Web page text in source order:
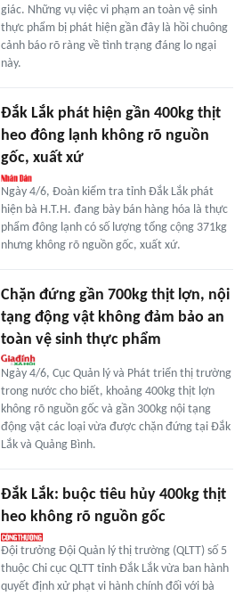
giác. Những vụ việc vi phạm an toàn vệ sinh
thực phẩm bị phát hiện gần đây là hồi chuông
cảnh báo rõ ràng về tình trạng đáng lo ngại
này.
Đắk Lắk phát hiện gần 400kg thịt
heo đông lạnh không rõ nguồn
gốc, xuất xứ
Ngày 4/6, Đoàn kiểm tra tỉnh Đắk Lắk phát
hiện bà H.T.H. đang bày bán hàng hóa là thực
phẩm đông lạnh có số lượng tổng cộng 371kg
nhưng không rõ nguồn gốc, xuất xứ.
Chặn đứng gần 700kg thịt lợn, nội
tạng động vật không đảm bảo an
toàn vệ sinh thực phẩm
Ngày 4/6, Cục Quản lý và Phát triển thị trường
trong nước cho biết, khoảng 400kg thịt lợn
không rõ nguồn gốc và gần 300kg nội tạng
động vật các loại vừa được chặn đứng tại Đắk
Lắk và Quảng Bình.
Đắk Lắk: buộc tiêu hủy 400kg thịt
heo không rõ nguồn gốc
Đội trưởng Đội Quản lý thị trường (QLTT) số 5
thuộc Chi cục QLTT tỉnh Đắk Lắk vừa ban hành
quyết định xử phạt vi hành chính đối với bà